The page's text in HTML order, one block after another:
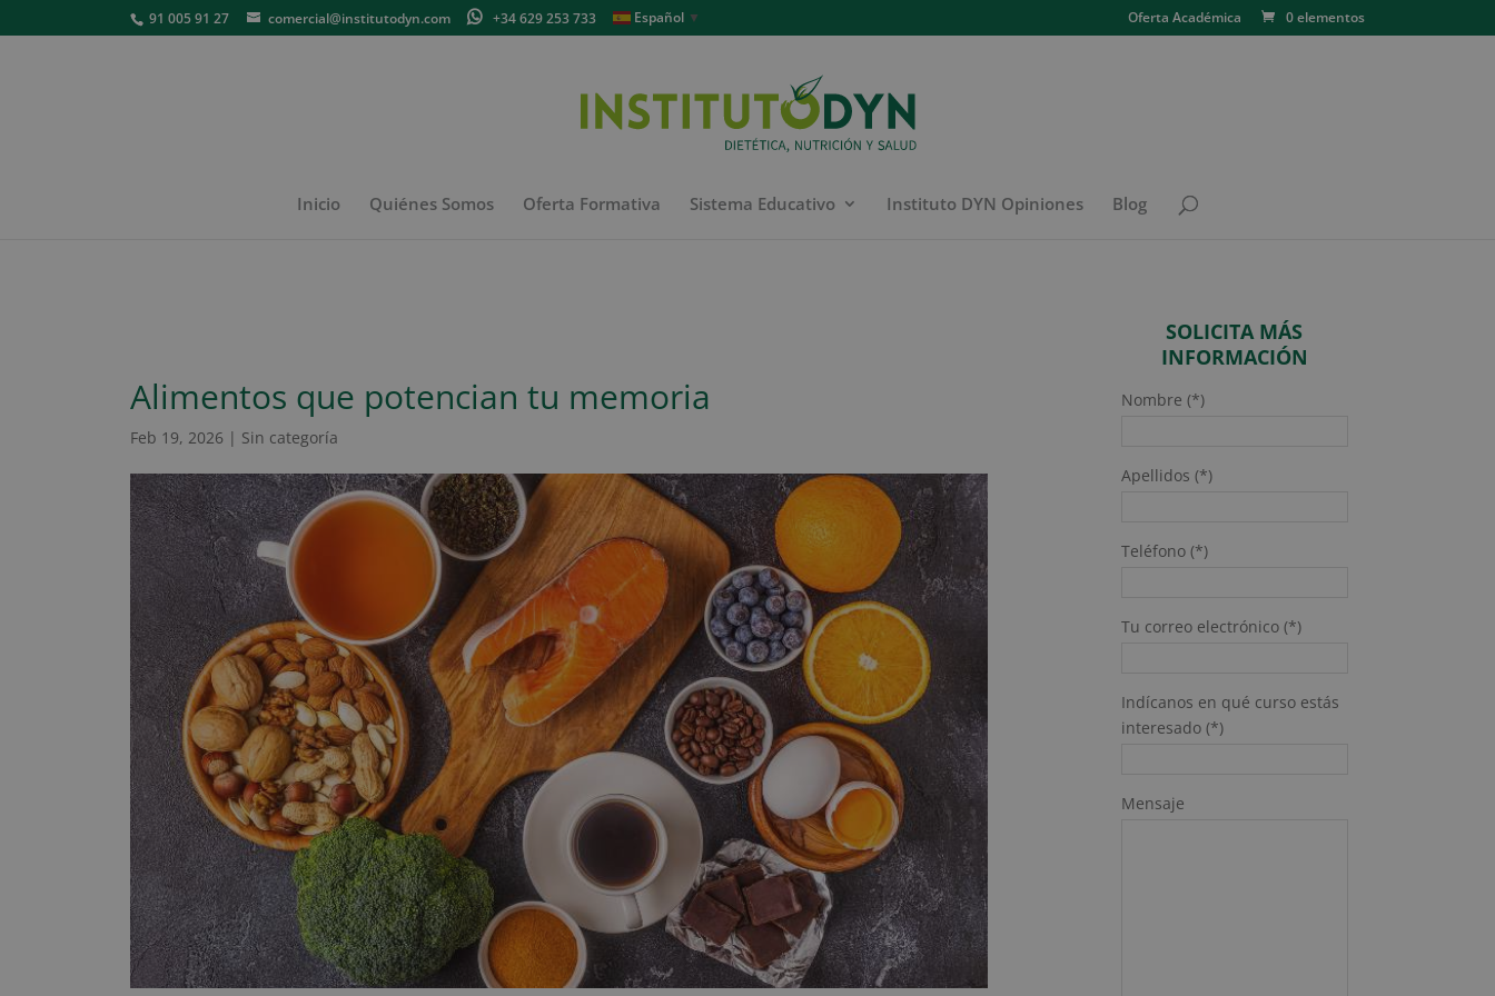
91 005 91 27 comercial@institutodyn.com +34 629 253 733 Español ▼ Oferta Académica 0 elementos
Inicio Quiénes Somos Oferta Formativa Sistema Educativo Instituto DYN Opiniones Blog
Alimentos que potencian tu memoria
Feb 19, 2026 | Sin categoría
SOLICITA MÁS
INFORMACIÓN
Nombre (*)
Apellidos (*)
Teléfono (*)
Tu correo electrónico (*)
Indícanos en qué curso estás
interesado (*)
Mensaje